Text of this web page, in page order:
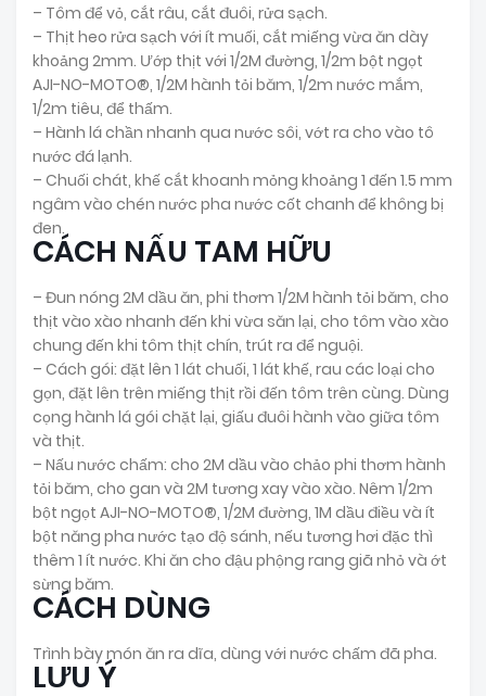
– Tôm để vỏ, cắt râu, cắt đuôi, rửa sạch.
– Thịt heo rửa sạch với ít muối, cắt miếng vừa ăn dày
khoảng 2mm. Ướp thịt với 1/2M đường, 1/2m bột ngọt
AJI-NO-MOTO®, 1/2M hành tỏi băm, 1/2m nước mắm,
1/2m tiêu, để thấm.
– Hành lá chần nhanh qua nước sôi, vớt ra cho vào tô
nước đá lạnh.
– Chuối chát, khế cắt khoanh mỏng khoảng 1 đến 1.5 mm
ngâm vào chén nước pha nước cốt chanh để không bị
đen.
CÁCH NẤU TAM HỮU
– Đun nóng 2M dầu ăn, phi thơm 1/2M hành tỏi băm, cho
thịt vào xào nhanh đến khi vừa săn lại, cho tôm vào xào
chung đến khi tôm thịt chín, trút ra để nguội.
– Cách gói: đặt lên 1 lát chuối, 1 lát khế, rau các loại cho
gọn, đặt lên trên miếng thịt rồi đến tôm trên cùng. Dùng
cọng hành lá gói chặt lại, giấu đuôi hành vào giữa tôm
và thịt.
– Nấu nước chấm: cho 2M dầu vào chảo phi thơm hành
tỏi băm, cho gan và 2M tương xay vào xào. Nêm 1/2m
bột ngọt AJI-NO-MOTO®, 1/2M đường, 1M dầu điều và ít
bột năng pha nước tạo độ sánh, nếu tương hơi đặc thì
thêm 1 ít nước. Khi ăn cho đậu phộng rang giã nhỏ và ớt
sừng băm.
CÁCH DÙNG
Trình bày món ăn ra dĩa, dùng với nước chấm đã pha.
LƯU Ý